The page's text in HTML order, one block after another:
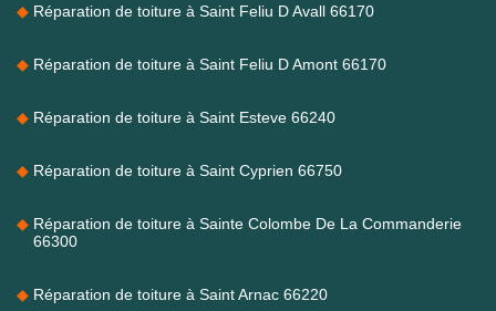
Réparation de toiture à Saint Feliu D Avall 66170
Réparation de toiture à Saint Feliu D Amont 66170
Réparation de toiture à Saint Esteve 66240
Réparation de toiture à Saint Cyprien 66750
Réparation de toiture à Sainte Colombe De La Commanderie
66300
Réparation de toiture à Saint Arnac 66220